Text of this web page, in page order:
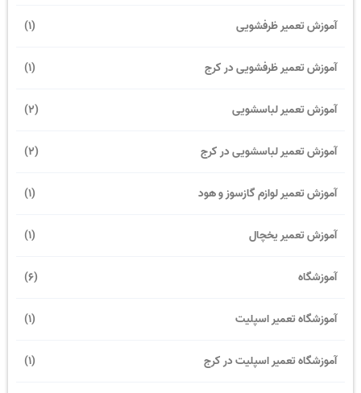
آموزش تعمیر ظرفشویی (1)
آموزش تعمیر ظرفشویی در کرج (1)
آموزش تعمیر لباسشویی (2)
آموزش تعمیر لباسشویی در کرج (2)
آموزش تعمیر لوازم گازسوز و هود (1)
آموزش تعمیر یخچال (1)
آموزشگاه (6)
آموزشگاه تعمیر اسپلیت (1)
آموزشگاه تعمیر اسپلیت در کرج (1)